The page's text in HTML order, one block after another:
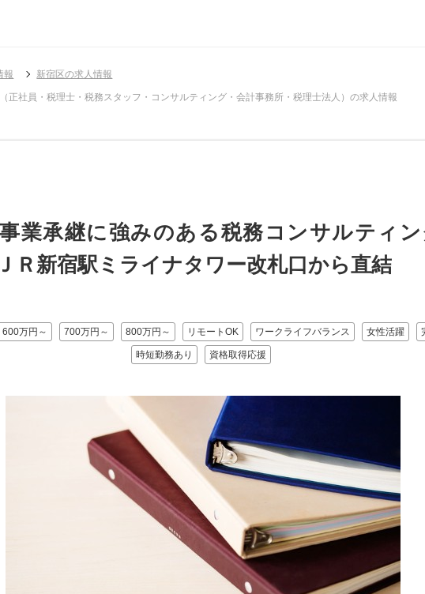
報 新宿区の求人情報
正社員・税理士・税務スタッフ・コンサルティング・会計事務所・税理士法人）の求人情報
事業承継に強みのある税務コンサルティ
Ｒ新宿駅ミライナタワー改札口から直結
600万円～ 700万円～ 800万円～ リモートOK ワークライフバランス 女性活躍
時短勤務あり 資格取得応援